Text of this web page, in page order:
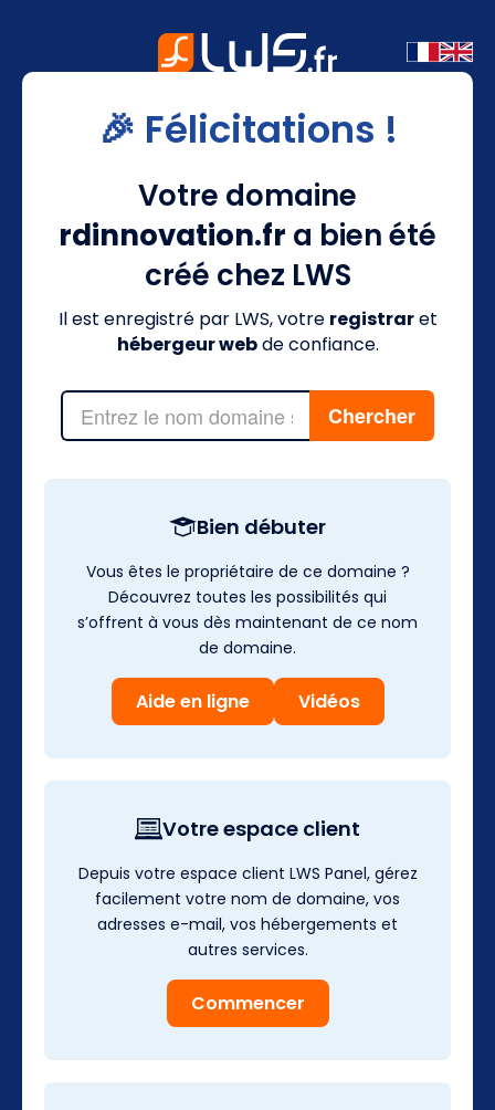
🎉 Félicitations !
Votre domaine
rdinnovation.fr a bien été
créé chez LWS
Il est enregistré par LWS, votre registraret
hébergeur webde confiance.
Bien débuter
Vous êtes le propriétaire de ce domaine ?
Découvrez toutes les possibilités qui
s’offrent à vous dès maintenant de ce nom
de domaine.
Aide en ligne Vidéos
Votre espace client
Depuis votre espace client LWS Panel, gérez
facilement votre nom de domaine, vos
adresses e-mail, vos hébergements et
autres services.
Commencer